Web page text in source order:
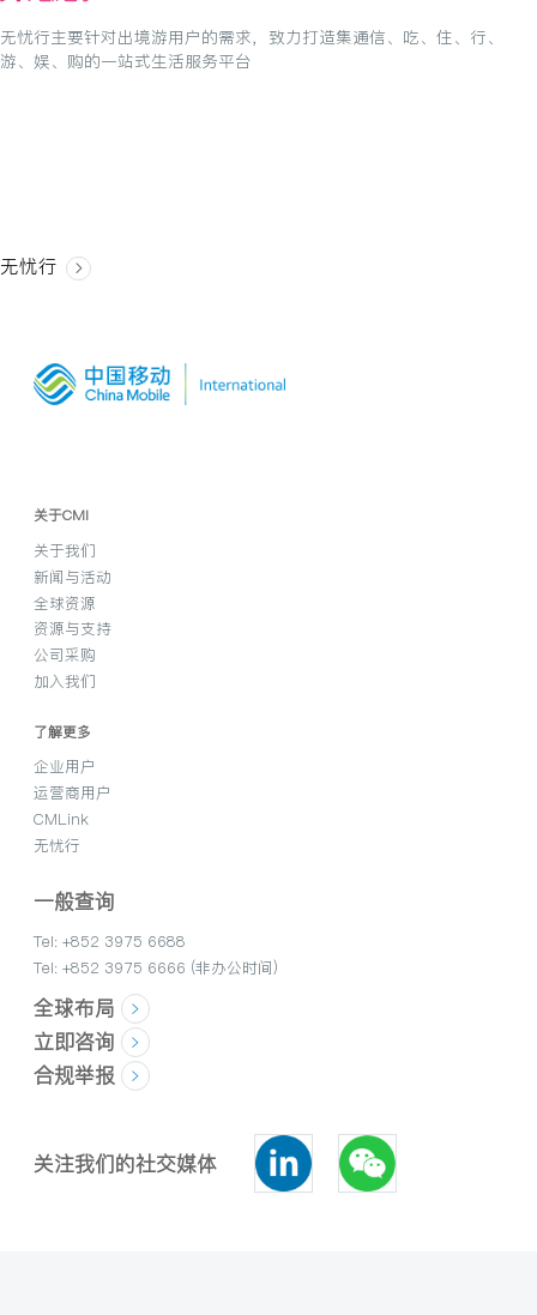
无忧行主要针对出境游用户的需求，致力打造集通信、吃、住、行、
游、娱、购的一站式生活服务平台
无忧行
关于CMI
关于我们
新闻与活动
全球资源
资源与支持
公司采购
加入我们
了解更多
企业用户
运营商用户
CMLink
无忧行
一般查询
Tel: +852 3975 6688
Tel: +852 3975 6666 (非办公时间)
全球布局
立即咨询
合规举报
关注我们的社交媒体